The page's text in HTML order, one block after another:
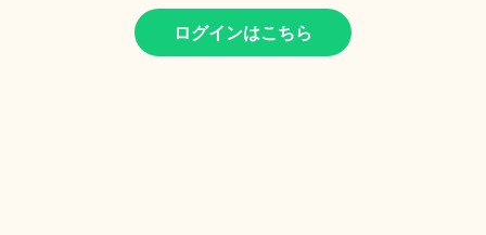
ログインはこちら